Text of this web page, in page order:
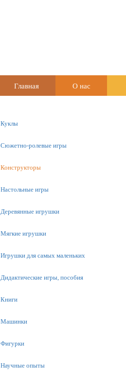
Главная О нас
Куклы
Сюжетно-ролевые игры
Конструкторы
Настольные игры
Деревянные игрушки
Мягкие игрушки
Игрушки для самых маленьких
Дидактические игры, пособия
Книги
Машинки
Фигурки
Научные опыты